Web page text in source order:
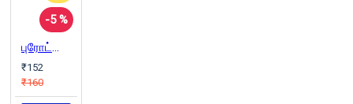
-5 %
புரோட்டோகால்ஸ்: யூத பயங்கரவாதிகளின் ரகசிய அறிக்கை
₹152
₹160